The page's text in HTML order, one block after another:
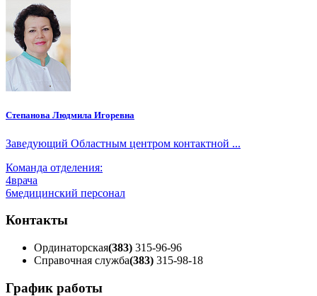
Степанова Людмила Игоревна
Заведующий Областным центром контактной ...
Команда отделения:
4врача
6медицинский персонал
Контакты
Ординаторская(383) 315-96-96
Справочная служба(383) 315-98-18
График работы